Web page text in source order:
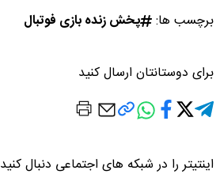
برچسب ها: پخش زنده بازی فوتبال
برای دوستانتان ارسال کنید
اینتیتر را در شبکه های اجتماعی دنبال کنید